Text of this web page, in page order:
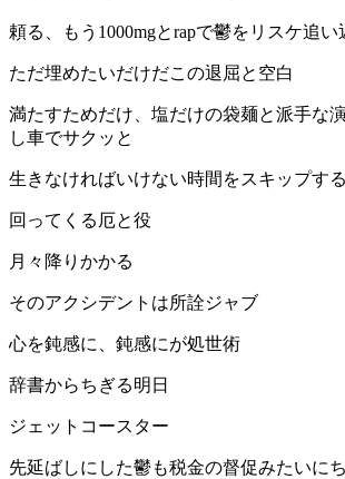
頼る、もう1000mgとrapで鬱をリスケ追い
ただ埋めたいだけだこの退屈と空白
満たすためだけ、塩だけの袋麺と派手な
し車でサクッと
生きなければいけない時間をスキップす
回ってくる厄と役
月々降りかかる
そのアクシデントは所詮ジャブ
心を鈍感に、鈍感にが処世術
辞書からちぎる明日
ジェットコースター
先延ばしにした鬱も税金の督促みたいに